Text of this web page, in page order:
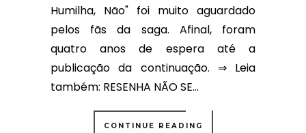
Humilha, Não" foi muito aguardado
pelos fãs da saga. Afinal, foram
quatro anos de espera até a
publicação da continuação. ⇒ Leia
também: RESENHA NÃO SE...
CONTINUE READING